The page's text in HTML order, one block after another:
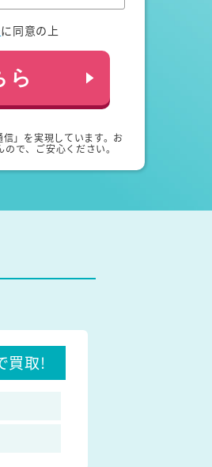
に同意の上
ら
」を実現しています。お
で、ご安心ください。
買取!